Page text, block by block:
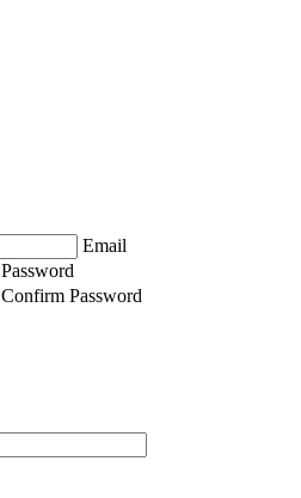
Email
Password
Confirm Password